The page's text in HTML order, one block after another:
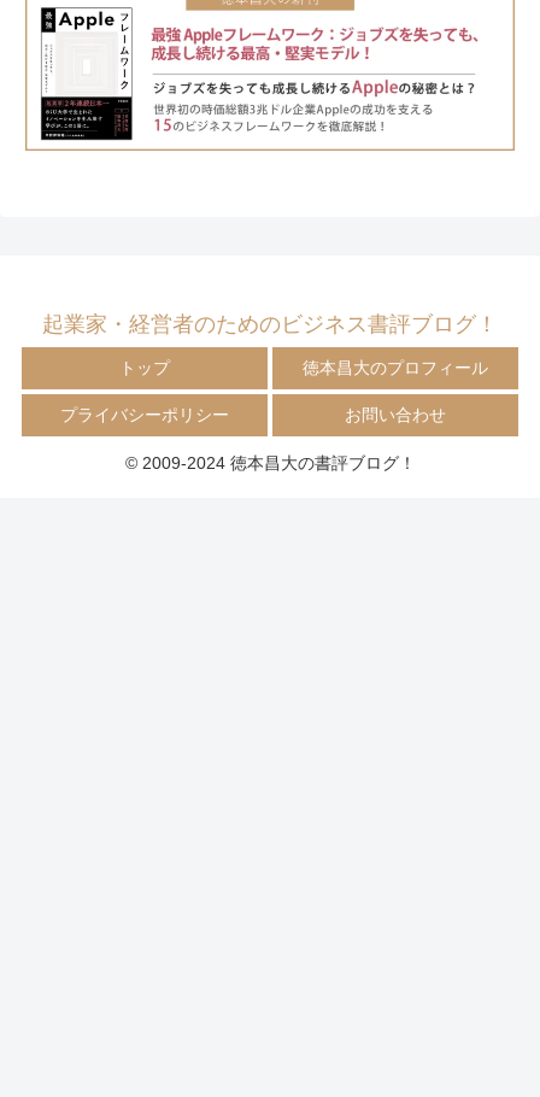
起業家・経営者のためのビジネス書評ブログ！
トップ 徳本昌大のプロフィール
プライバシーポリシー お問い合わせ
© 2009-2024 徳本昌大の書評ブログ！